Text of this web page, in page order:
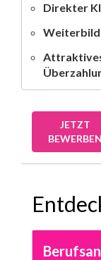
Direkter
JETZT
BEWERBEN